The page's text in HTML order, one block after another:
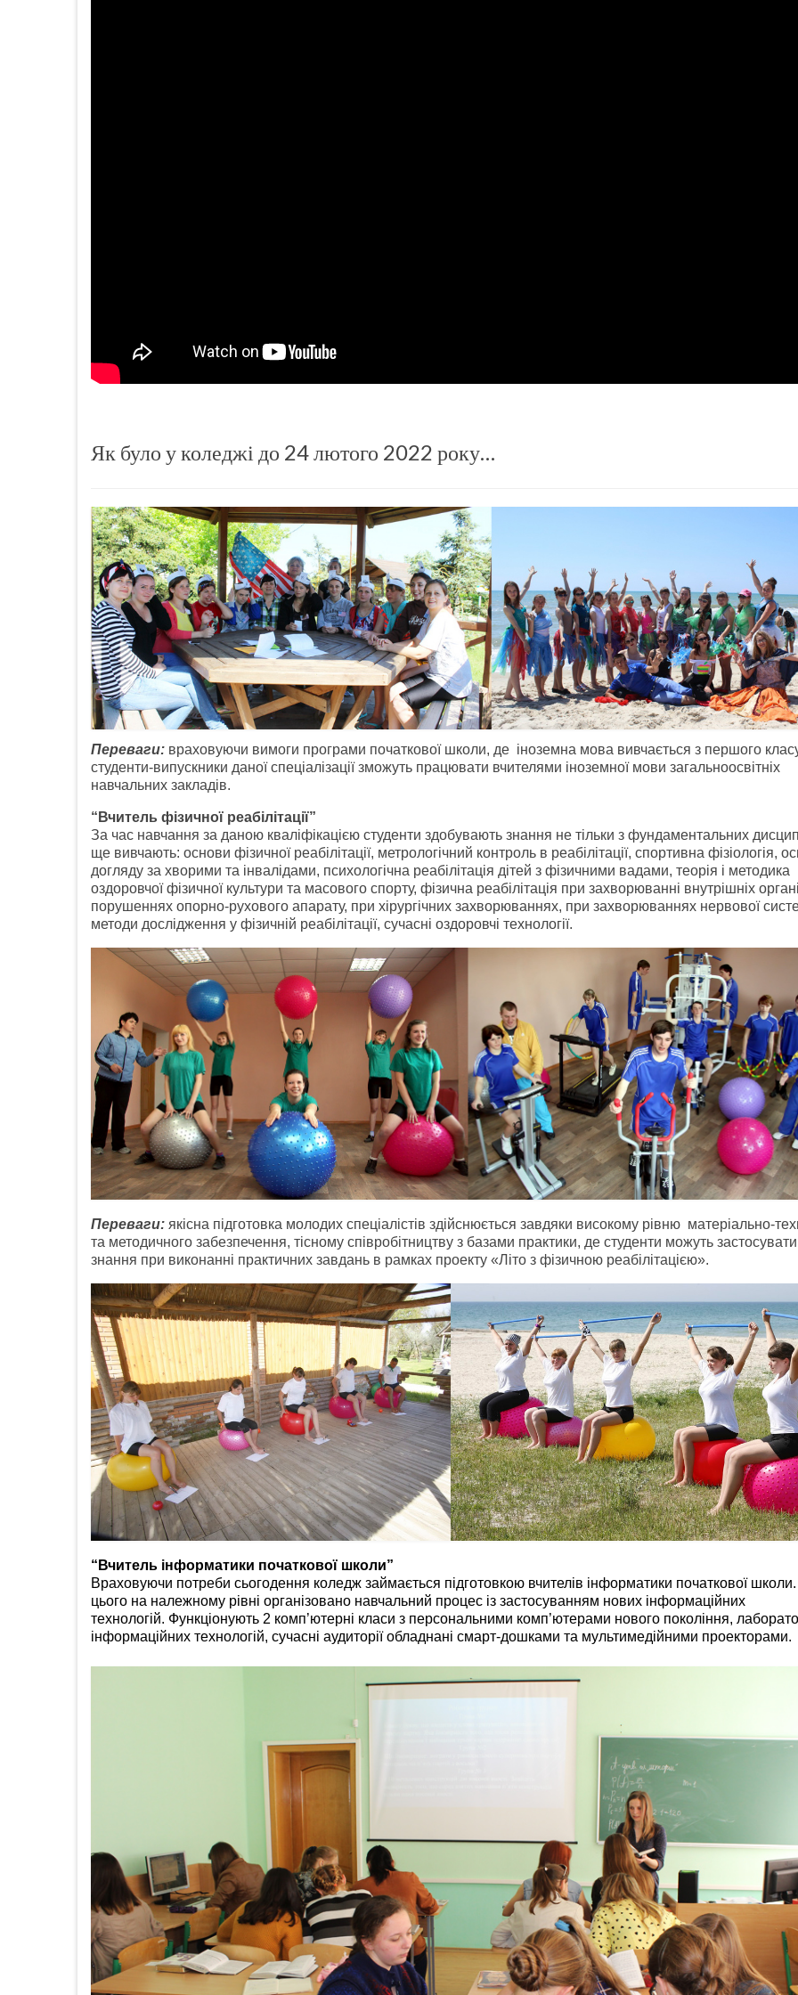
Як було у коледжі до 24 лютого 2022 року…
Переваги: враховуючи вимоги програми початкової школи, де іноземна мова вивчається з першого
студенти-випускники даної спеціалізації зможуть працювати вчителями іноземної мови загальноосвітніх
навчальних закладів.
“Вчитель фізичної реабілітації”
За час навчання за даною кваліфікацією студенти здобувають знання не тільки з фундаментальних
ще вивчають: основи фізичної реабілітації, метрологічний контроль в реабілітації, спортивна фізіологія,
догляду за хворими та інвалідами, психологічна реабілітація дітей з фізичними вадами, теорія і методика
оздоровчої фізичної культури та масового спорту, фізична реабілітація при захворюванні внутрішніх
порушеннях опорно-рухового апарату, при хірургічних захворюваннях, при захворюваннях нервової
методи дослідження у фізичній реабілітації, сучасні оздоровчі технології.
Переваги: якісна підготовка молодих спеціалістів здійснюється завдяки високому рівню матеріально-
та методичного забезпечення, тісному співробітництву з базами практики, де студенти можуть застосувати
знання при виконанні практичних завдань в рамках проекту «Літо з фізичною реабілітацією».
“Вчитель інформатики початкової школи”
Враховуючи потреби сьогодення коледж займається підготовкою вчителів інформатики початкової
цього на належному рівні організовано навчальний процес із застосуванням нових інформаційних
технологій. Функціонують 2 комп’ютерні класи з персональними комп’ютерами нового покоління,
інформаційних технологій, сучасні аудиторії обладнані смарт-дошками та мультимедійними проекторами.